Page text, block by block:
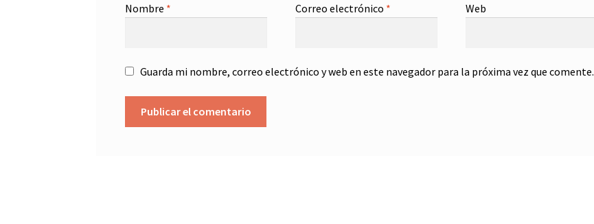
Nombre * Correo electrónico * Web
Guarda mi nombre, correo electrónico y web en este navegador para la próxima vez que comente.